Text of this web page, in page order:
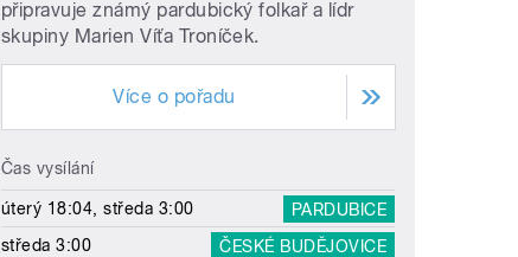
připravuje známý pardubický folkař a lídr
skupiny Marien Víťa Troníček.
Více o pořadu
Čas vysílání
úterý 18:04, středa 3:00
PARDUBICE
středa 3:00
ČESKÉ BUDĚJOVICE